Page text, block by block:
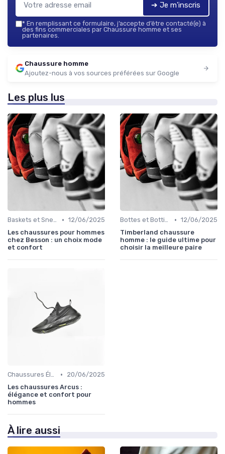
➔ Je m'inscris
* En remplissant ce formulaire, j’accepte d’être contacté(e) à
des fins commerciales par Chaussure homme et ses
partenaires.
Chaussure homme
Ajoutez-nous à vos sources préférées sur Google
Les plus lus
Baskets et Sneakers • 12/06/2025
Les chaussures pour hommes
chez Besson : un choix mode
et confort
Bottes et Bottines • 12/06/2025
Timberland chaussure
homme : le guide ultime pour
choisir la meilleure paire
Chaussures Élégantes et de Cérémonie •
20/06/2025
Les chaussures Arcus :
élégance et confort pour
hommes
À lire aussi